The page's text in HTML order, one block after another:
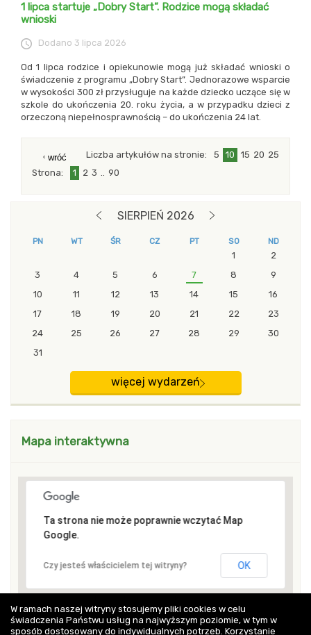
1 lipca startuje „Dobry Start”. Rodzice mogą składać
wnioski
Dodano 3 lipca 2026
Od 1 lipca rodzice i opiekunowie mogą już składać wnioski o
świadczenie z programu „Dobry Start”. Jednorazowe wsparcie
w wysokości 300 zł przysługuje na każde dziecko uczące się w
szkole do ukończenia 20. roku życia, a w przypadku dzieci z
orzeczoną niepełnosprawnością – do ukończenia 24 lat.
wróć Liczba artykułów na stronie pokaż
5 elementów na
pokaż
10 elementów na
pokaż
15 elementów na
pokaż
20 pokaż
25
Strona 1 2 3 .. 90
POPRZEDNI MIESIĄC
SIERPIEŃ 2026
PN WT ŚR CZ PT SO ND
1
2
3
4 5 6 7 8
9
10
11 12 13 14 15
16
17
18 19 20 21 22
23
24
25 26 27 28 29
30
31
więcej wydarzeń
Mapa interaktywna
Ta strona nie może poprawnie wczytać Map
Google.
Czy jesteś właścicielem tej witryny? OK
W ramach naszej witryny stosujemy pliki cookies w celu
świadczenia Państwu usług na najwyższym poziomie, w tym w
sposób dostosowany do indywidualnych potrzeb. Korzystanie